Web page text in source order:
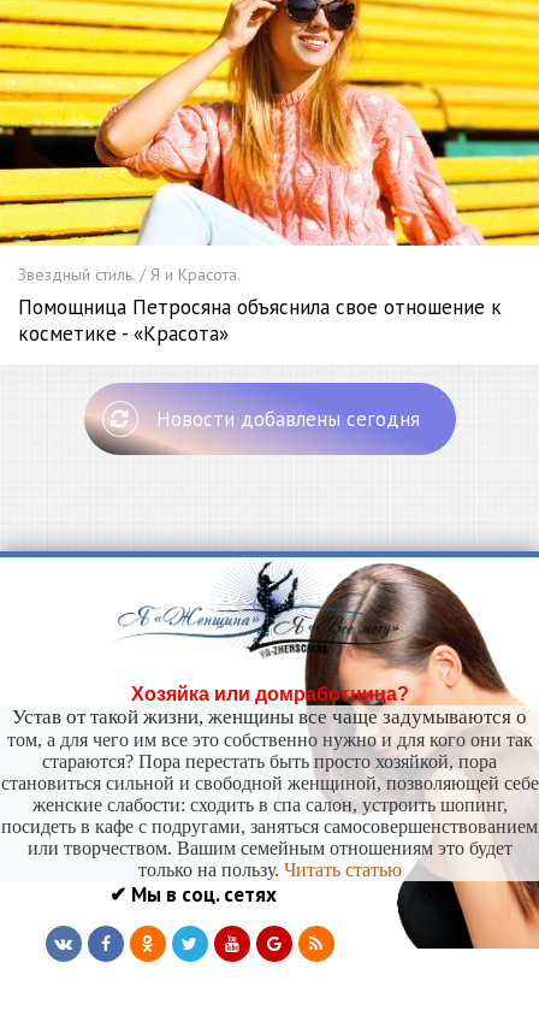
Звездный стиль. / Я и Красота.
Помощница Петросяна объяснила свое отношение к
косметике - «Красота»
Новости добавлены сегодня
Хозяйка или домработница?
Устав от такой жизни, женщины все чаще задумываются о
том, а для чего им все это собственно нужно и для кого они так
стараются? Пора перестать быть просто хозяйкой, пора
становиться сильной и свободной женщиной, позволяющей себе
женские слабости: сходить в спа салон, устроить шопинг,
посидеть в кафе с подругами, заняться самосовершенствованием
или творчеством. Вашим семейным отношениям это будет
только на пользу. Читать статью
✔ Мы в соц. сетях